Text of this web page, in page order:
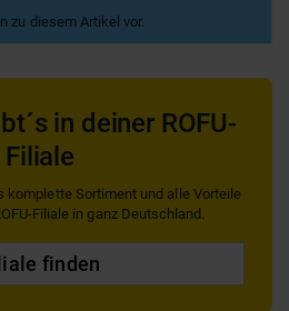
zu diesem Artikel vor.
in deiner ROFU-
Filiale
komplette Sortiment und alle Vorteile
Filiale in ganz Deutschland.
finden